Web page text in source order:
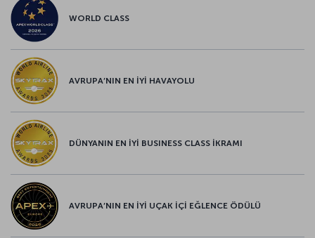
WORLD CLASS
AVRUPA’NIN EN İYİ HAVAYOLU
DÜNYANIN EN İYİ BUSINESS CLASS İKRAMI
AVRUPA’NIN EN İYİ UÇAK İÇİ EĞLENCE ÖDÜLÜ